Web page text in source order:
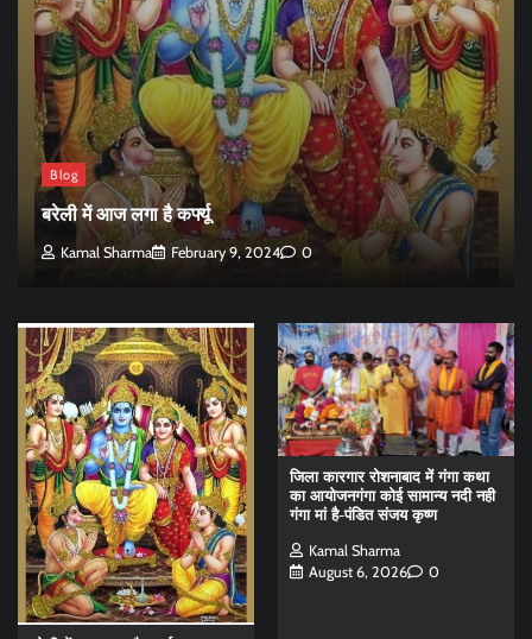
Blog
बरेली में आज लगा है कर्फ्यू
Kamal Sharma February 9, 2024 0
जिला कारगार रोशनाबाद में गंगा कथा
का आयोजनगंगा कोई सामान्य नदी नही
गंगा मां है-पंडित संजय कृष्ण
Kamal Sharma
August 6, 2026
0